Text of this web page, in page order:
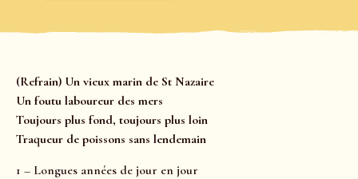
(Refrain) Un vieux marin de St Nazaire
Un foutu laboureur des mers
Toujours plus fond, toujours plus loin
Traqueur de poissons sans lendemain
1 – Longues années de jour en jour